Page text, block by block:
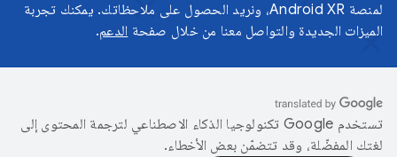
لمنصة Android XR، ونريد الحصول على ملاحظاتك. يمكنك تجربة
الميزات الجديدة والتواصل معنا من خلال صفحة الدعم.
تستخدم Google تكنولوجيا الذكاء الاصطناعي لترجمة المحتوى إلى
لغتك المفضّلة، وقد تتضمّن بعض الأخطاء.